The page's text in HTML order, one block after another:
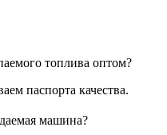
топлива оптом?
паспорта качества.
машина?